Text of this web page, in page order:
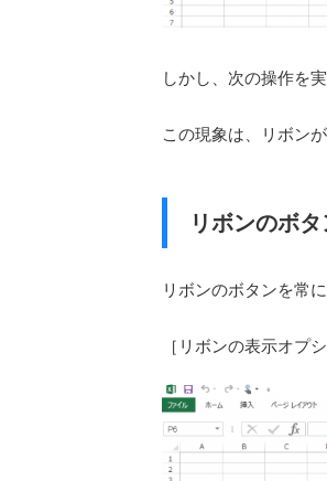
しかし、次の操作を
この現象は、リボン
リボンのボ
リボンのボタンを常
［リボンの表示オプ